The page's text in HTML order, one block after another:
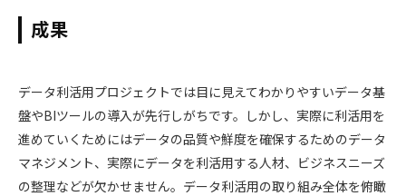
成果
データ利活用プロジェクトでは目に見えてわかりやすいデータ基
盤やBIツールの導入が先行しがちです。しかし、実際に利活用を
進めていくためにはデータの品質や鮮度を確保するためのデータ
マネジメント、実際にデータを利活用する人材、ビジネスニーズ
の整理などが欠かせません。データ利活用の取り組み全体を俯瞰